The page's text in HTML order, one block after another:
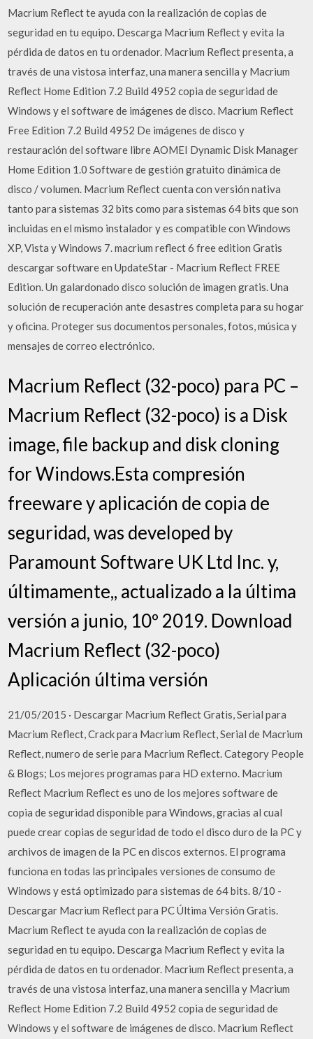
Macrium Reflect te ayuda con la realización de copias de
seguridad en tu equipo. Descarga Macrium Reflect y evita la
pérdida de datos en tu ordenador. Macrium Reflect presenta, a
través de una vistosa interfaz, una manera sencilla y Macrium
Reflect Home Edition 7.2 Build 4952 copia de seguridad de
Windows y el software de imágenes de disco. Macrium Reflect
Free Edition 7.2 Build 4952 De imágenes de disco y
restauración del software libre AOMEI Dynamic Disk Manager
Home Edition 1.0 Software de gestión gratuito dinámica de
disco / volumen. Macrium Reflect cuenta con versión nativa
tanto para sistemas 32 bits como para sistemas 64 bits que son
incluidas en el mismo instalador y es compatible con Windows
XP, Vista y Windows 7. macrium reflect 6 free edition Gratis
descargar software en UpdateStar - Macrium Reflect FREE
Edition. Un galardonado disco solución de imagen gratis. Una
solución de recuperación ante desastres completa para su hogar
y oficina. Proteger sus documentos personales, fotos, música y
mensajes de correo electrónico.
Macrium Reflect (32-poco) para PC –
Macrium Reflect (32-poco) is a Disk
image, file backup and disk cloning
for Windows.Esta compresión
freeware y aplicación de copia de
seguridad, was developed by
Paramount Software UK Ltd Inc. y,
últimamente,, actualizado a la última
versión a junio, 10º 2019. Download
Macrium Reflect (32-poco)
Aplicación última versión
21/05/2015 · Descargar Macrium Reflect Gratis, Serial para
Macrium Reflect, Crack para Macrium Reflect, Serial de Macrium
Reflect, numero de serie para Macrium Reflect. Category People
& Blogs; Los mejores programas para HD externo. Macrium
Reflect Macrium Reflect es uno de los mejores software de
copia de seguridad disponible para Windows, gracias al cual
puede crear copias de seguridad de todo el disco duro de la PC y
archivos de imagen de la PC en discos externos. El programa
funciona en todas las principales versiones de consumo de
Windows y está optimizado para sistemas de 64 bits. 8/10 -
Descargar Macrium Reflect para PC Última Versión Gratis.
Macrium Reflect te ayuda con la realización de copias de
seguridad en tu equipo. Descarga Macrium Reflect y evita la
pérdida de datos en tu ordenador. Macrium Reflect presenta, a
través de una vistosa interfaz, una manera sencilla y Macrium
Reflect Home Edition 7.2 Build 4952 copia de seguridad de
Windows y el software de imágenes de disco. Macrium Reflect